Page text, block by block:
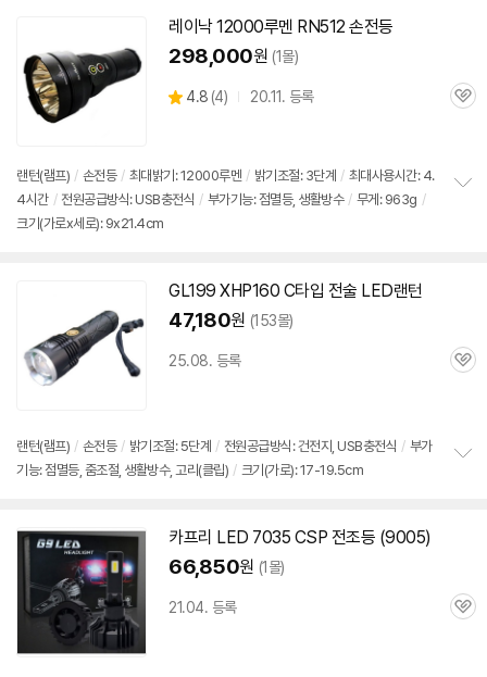
레이낙12000루멘 RN512 손전등
298,000원 (1몰)
별
4.8 (상
뷰
4) 20.11. 등록
관
랜턴(램프) / 손전등 / 최대밝기:12000루멘 / 밝기조절: 3단계 / 최대사용시간: 4.
4시간 / 전원공급방식: USB충전식 / 부가기능: 점멸등, 생활방수 / 무게: 963g /
크기(가로x세로): 9x21.4cm
GL199 XHP160 C타입 전술 LED랜턴
47,180원 (153몰)
25.08. 등록
관
랜턴(램프) / 손전등 / 밝기조절: 5단계 / 전원공급방식: 건전지, USB충전식 / 부가
기능: 점멸등, 줌조절, 생활방수, 고리(클립) / 크기(가로): 17-19.5cm
카프리 LED 7035 CSP 전조등 (9005)
66,850원 (1몰)
21.04. 등록
관